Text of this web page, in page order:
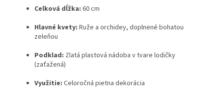
Celková dĺžka: 60 cm
Hlavné kvety: Ruže a orchidey, doplnené bohatou
zeleňou
Podklad: Zlatá plastová nádoba v tvare lodičky
(zaťažená)
Využitie: Celoročná pietna dekorácia